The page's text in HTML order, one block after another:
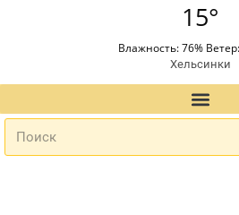
15°
Влажность: 76%
Хельсинки